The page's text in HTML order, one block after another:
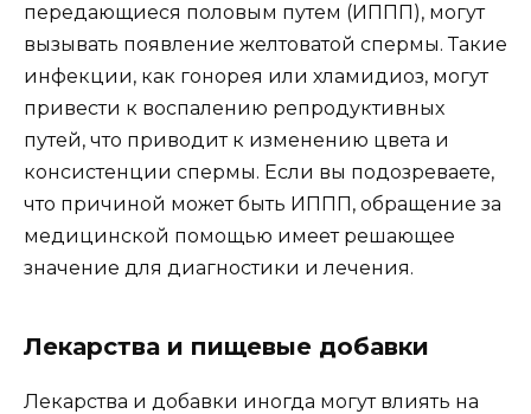
передающиеся половым путем (ИППП), могут
вызывать появление желтоватой спермы. Такие
инфекции, как гонорея или хламидиоз, могут
привести к воспалению репродуктивных
путей, что приводит к изменению цвета и
консистенции спермы. Если вы подозреваете,
что причиной может быть ИППП, обращение за
медицинской помощью имеет решающее
значение для диагностики и лечения.
Лекарства и пищевые добавки
Лекарства и добавки иногда могут влиять на